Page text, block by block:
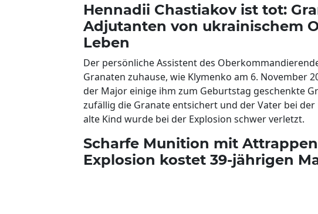
Hennadii Chastiakov ist tot:
Adjutanten von ukrainischem
Leben
Der persönliche Assistent des
Granaten zuhause, wie Klymenko am 6. November
der Major einige ihm zum Geburtstag geschenkte
zufällig die Granate entsichert und der Vater bei
alte Kind wurde bei der Explosion schwer verletzt.
Scharfe Munition mit
Explosion kostet 39-jährigen